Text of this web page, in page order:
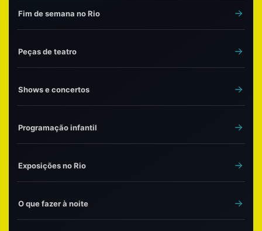
Fim de semana no Rio
Peças de teatro
Shows e concertos
Programação infantil
Exposições no Rio
O que fazer à noite